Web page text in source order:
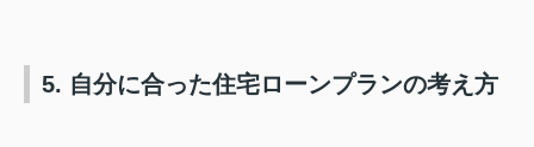
5. 自分に合った住宅ローンプランの考え方